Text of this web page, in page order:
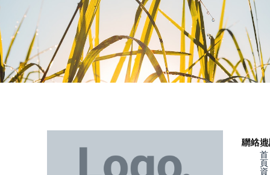
聯絡
網站
首
頁
資